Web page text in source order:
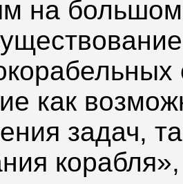
на
как
задач,